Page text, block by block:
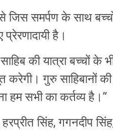
से जिस समर्पण के साथ
है।
की यात्रा बच्चों के
गुरु साहिबानों की
हम सभी का कर्तव्य है।”
सिंह, गगनदीप